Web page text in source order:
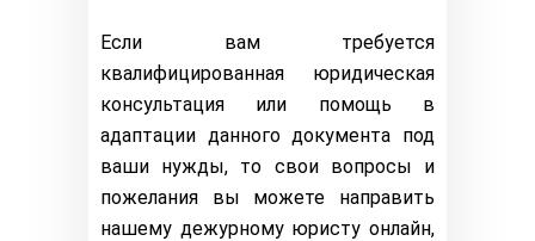
Если вам требуется
квалифицированная юридическая
консультация или помощь в
адаптации данного документа под
ваши нужды, то свои вопросы и
пожелания вы можете направить
нашему дежурному юристу онлайн,